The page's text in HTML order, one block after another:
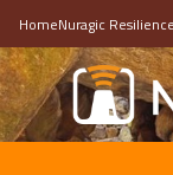
HomeNuragic